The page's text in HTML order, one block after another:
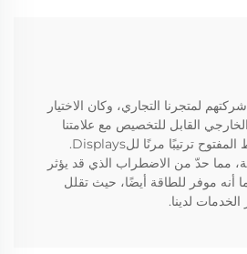
لمتجرنا التجاري، وكان الاختيار
القابل للتخصيص مع علامتنا
التجارية، ويوفر التخطيط المفتوح ترتيبًا مرنًا للDisplays.
مما حدّ من الاضطراب الذي قد يؤثر
أنه موفر للطاقة أيضًا، حيث تقلل
الخدمات لدينا.